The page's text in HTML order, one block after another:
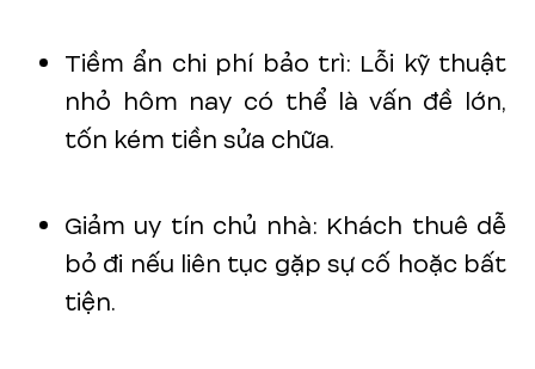
Tiềm ẩn chi phí bảo trì: Lỗi kỹ thuật
nhỏ hôm nay có thể là vấn đề lớn,
tốn kém tiền sửa chữa.
Giảm uy tín chủ nhà: Khách thuê dễ
bỏ đi nếu liên tục gặp sự cố hoặc bất
tiện.